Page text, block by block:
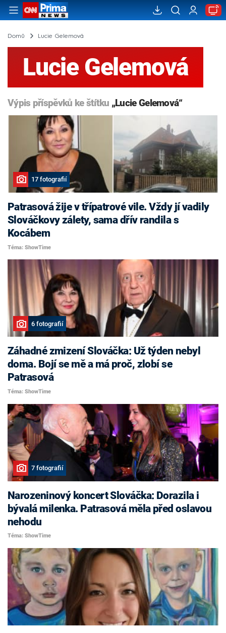
Domů Lucie Gelemová
Lucie Gelemová
Výpis příspěvků ke štítku „Lucie Gelemová“
17 fotografií
Patrasová žije v třípatrové vile. Vždy jí vadily
Slováčkovy zálety, sama dřív randila s
Kocábem
Téma: ShowTime
6 fotografií
Záhadné zmizení Slováčka: Už týden nebyl
doma. Bojí se mě a má proč, zlobí se
Patrasová
Téma: ShowTime
7 fotografií
Narozeninový koncert Slováčka: Dorazila i
bývalá milenka. Patrasová měla před oslavou
nehodu
Téma: ShowTime